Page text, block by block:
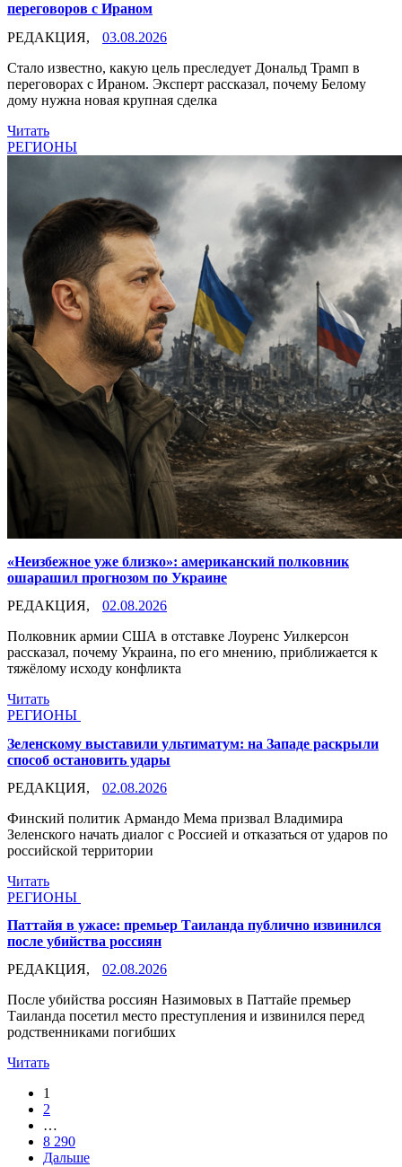
переговоров с Ираном
РЕДАКЦИЯ,
03.08.2026
Стало известно, какую цель преследует Дональд Трамп в
переговорах с Ираном. Эксперт рассказал, почему Белому
дому нужна новая крупная сделка
Читать
РЕГИОНЫ
«Неизбежное уже близко»: американский полковник
ошарашил прогнозом по Украине
РЕДАКЦИЯ,
02.08.2026
Полковник армии США в отставке Лоуренс Уилкерсон
рассказал, почему Украина, по его мнению, приближается к
тяжёлому исходу конфликта
Читать
РЕГИОНЫ
Зеленскому выставили ультиматум: на Западе раскрыли
способ остановить удары
РЕДАКЦИЯ,
02.08.2026
Финский политик Армандо Мема призвал Владимира
Зеленского начать диалог с Россией и отказаться от ударов по
российской территории
Читать
РЕГИОНЫ
Паттайя в ужасе: премьер Таиланда публично извинился
после убийства россиян
РЕДАКЦИЯ,
02.08.2026
После убийства россиян Назимовых в Паттайе премьер
Таиланда посетил место преступления и извинился перед
родственниками погибших
Читать
1
2
…
8 290
Дальше